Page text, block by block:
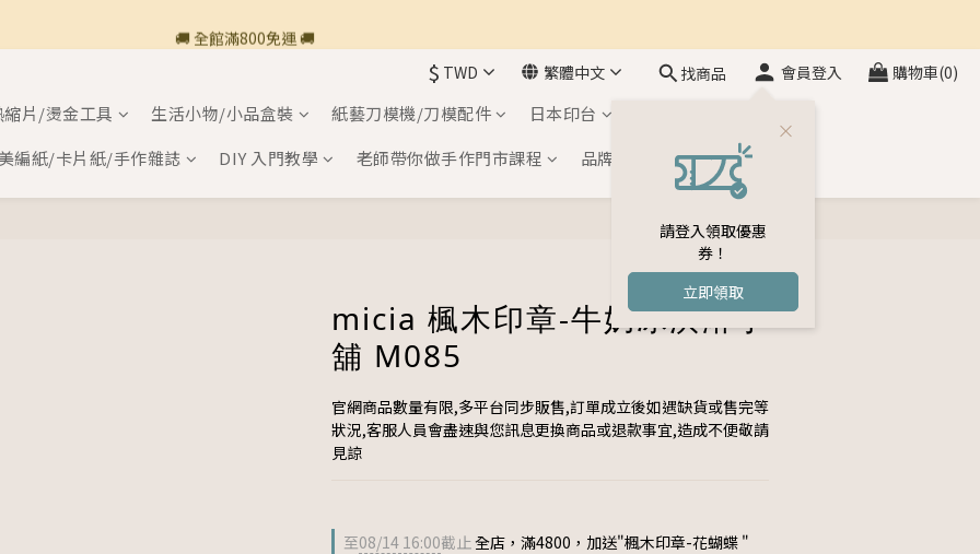
新加入會員💡獲得購物金100
🚚 全館滿800免運 🚚
$ TWD 繁體中文 找商品 會員登入
請登入領取優惠
券！
立即領取
購物車(0)
縮片/燙金工具 生活小物/小品盒裝 紙藝刀模機/刀模配件 日本印台
編紙/卡片紙/手作雜誌
DIY 入門教學 老師帶你做手作門市課程 品牌介紹 會員專區
micia 楓木印章-牛奶冰淇淋小
舖 M085
官網商品數量有限,多平台同步販售,訂單成立後如遇缺貨或售完等
狀況,客服人員會盡速與您訊息更換商品或退款事宜,造成不便敬請
見諒
至08/14 16:00截止全店，滿4800，加送"楓木印章-花蝴蝶 "